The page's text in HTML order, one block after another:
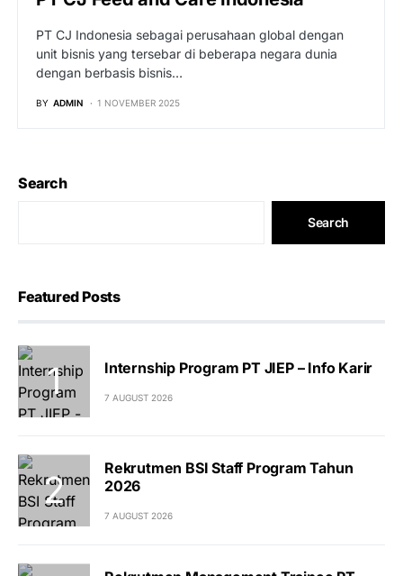
PT CJ Indonesia sebagai perusahaan global dengan
unit bisnis yang tersebar di beberapa negara dunia
dengan berbasis bisnis…
BY ADMIN 1 NOVEMBER 2025
Search
Search
Featured Posts
Internship Program PT JIEP – Info Karir
7 AUGUST 2026
Rekrutmen BSI Staff Program Tahun
2026
7 AUGUST 2026